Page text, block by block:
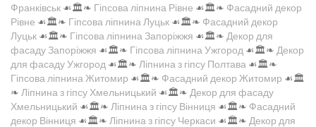
Франківськ ☙🏛️❧ Гіпсова ліпнина Рівне ☙🏛️❧ Фасадний декор
Рівне ☙🏛️❧ Гіпсова ліпнина Луцьк ☙🏛️❧ Фасадний декор
Луцьк ☙🏛️❧ Гіпсова ліпнина Запоріжжя ☙🏛️❧ Декор для
фасаду Запоріжжя ☙🏛️❧ Гіпсова ліпнина Ужгород ☙🏛️❧ Декор
для фасаду Ужгород ☙🏛️❧ Ліпнина з гіпсу Полтава ☙🏛️❧
Гіпсова ліпнина Житомир ☙🏛️❧ Фасадний декор Житомир ☙🏛️
❧ Ліпнина з гіпсу Хмельницький ☙🏛️❧ Декор для фасаду
Хмельницький ☙🏛️❧ Ліпнина з гіпсу Вінниця ☙🏛️❧ Фасадний
декор Вінниця ☙🏛️❧ Ліпнина з гіпсу Черкаси ☙🏛️❧ Декор для